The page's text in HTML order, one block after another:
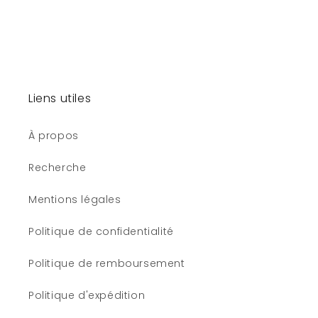
Liens utiles
À propos
Recherche
Mentions légales
Politique de confidentialité
Politique de remboursement
Politique d'expédition